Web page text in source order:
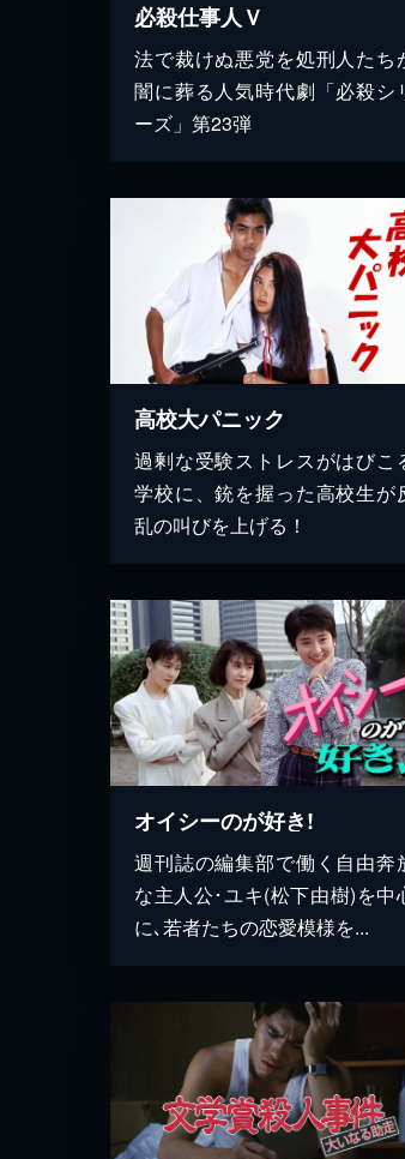
必殺仕事人Ｖ
法で裁けぬ悪党を処刑人たち
闇に葬る人気時代劇「必殺シ
ーズ」第23弾
高校大パニック
過剰な受験ストレスがはびこ
学校に、銃を握った高校生が
乱の叫びを上げる！
オイシーのが好き!
週刊誌の編集部で働く自由奔
な主人公･ユキ(松下由樹)を中
に､若者たちの恋愛模様を...